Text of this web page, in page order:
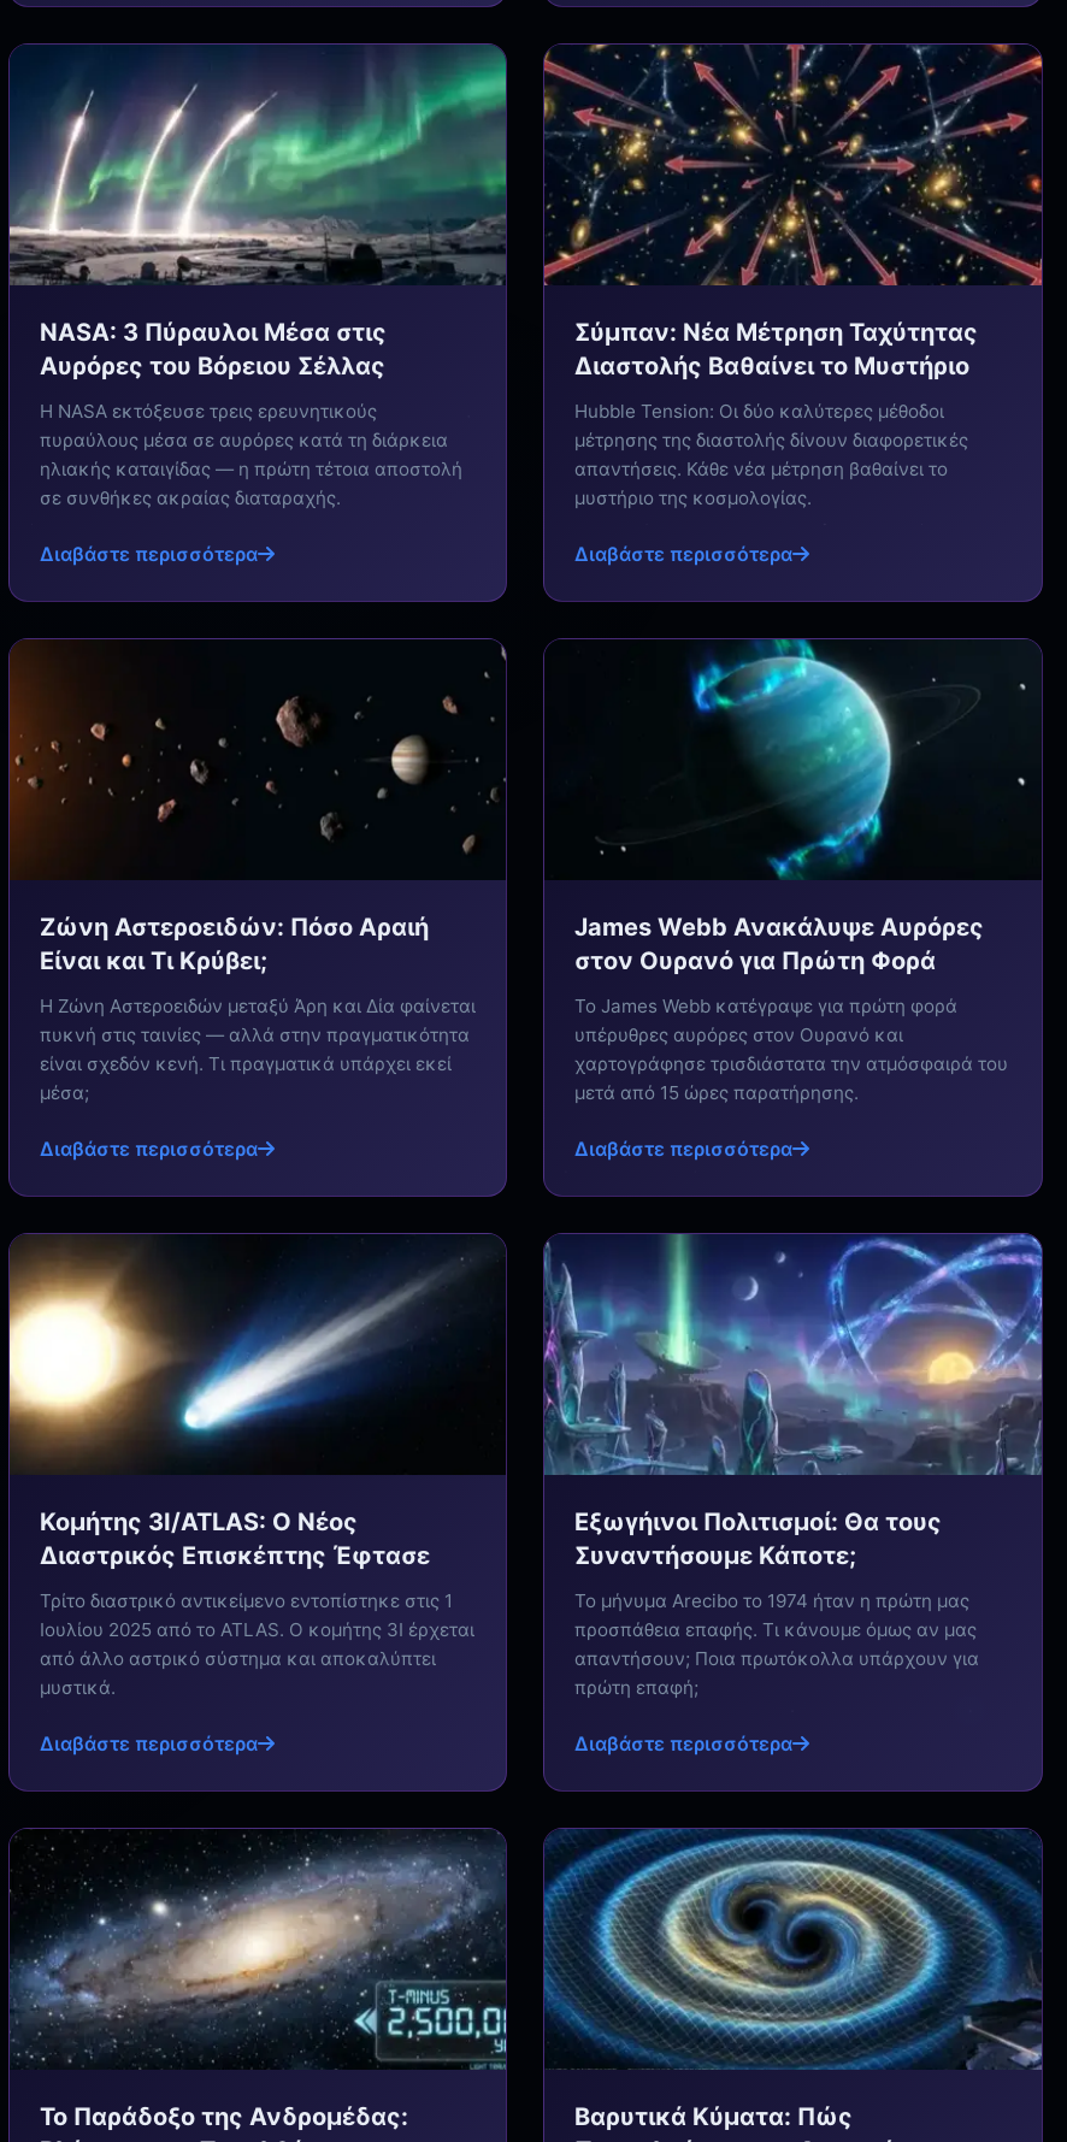
NASA: 3 Πύραυλοι Μέσα στις
Αυρόρες του Βόρειου Σέλλας
Η NASA εκτόξευσε τρεις ερευνητικούς
πυραύλους μέσα σε αυρόρες κατά τη διάρκεια
ηλιακής καταιγίδας — η πρώτη τέτοια αποστολή
σε συνθήκες ακραίας διαταραχής.
Διαβάστε περισσότερα
Σύμπαν: Νέα Μέτρηση Ταχύτητας
Διαστολής Βαθαίνει το Μυστήριο
Hubble Tension: Οι δύο καλύτερες μέθοδοι
μέτρησης της διαστολής δίνουν διαφορετικές
απαντήσεις. Κάθε νέα μέτρηση βαθαίνει το
μυστήριο της κοσμολογίας.
Διαβάστε περισσότερα
Ζώνη Αστεροειδών: Πόσο Αραιή
Είναι και Τι Κρύβει;
Η Ζώνη Αστεροειδών μεταξύ Άρη και Δία φαίνεται
πυκνή στις ταινίες — αλλά στην πραγματικότητα
είναι σχεδόν κενή. Τι πραγματικά υπάρχει εκεί
μέσα;
Διαβάστε περισσότερα
James Webb Ανακάλυψε Αυρόρες
στον Ουρανό για Πρώτη Φορά
Το James Webb κατέγραψε για πρώτη φορά
υπέρυθρες αυρόρες στον Ουρανό και
χαρτογράφησε τρισδιάστατα την ατμόσφαιρά του
μετά από 15 ώρες παρατήρησης.
Διαβάστε περισσότερα
Κομήτης 3I/ATLAS: Ο Νέος
Διαστρικός Επισκέπτης Έφτασε
Τρίτο διαστρικό αντικείμενο εντοπίστηκε στις 1
Ιουλίου 2025 από το ATLAS. Ο κομήτης 3I έρχεται
από άλλο αστρικό σύστημα και αποκαλύπτει
μυστικά.
Διαβάστε περισσότερα
Εξωγήινοι Πολιτισμοί: Θα τους
Συναντήσουμε Κάποτε;
Το μήνυμα Arecibo το 1974 ήταν η πρώτη μας
προσπάθεια επαφής. Τι κάνουμε όμως αν μας
απαντήσουν; Ποια πρωτόκολλα υπάρχουν για
πρώτη επαφή;
Διαβάστε περισσότερα
Το Παράδοξο της Ανδρομέδας:
Βαρυτικά Κύματα: Πώς